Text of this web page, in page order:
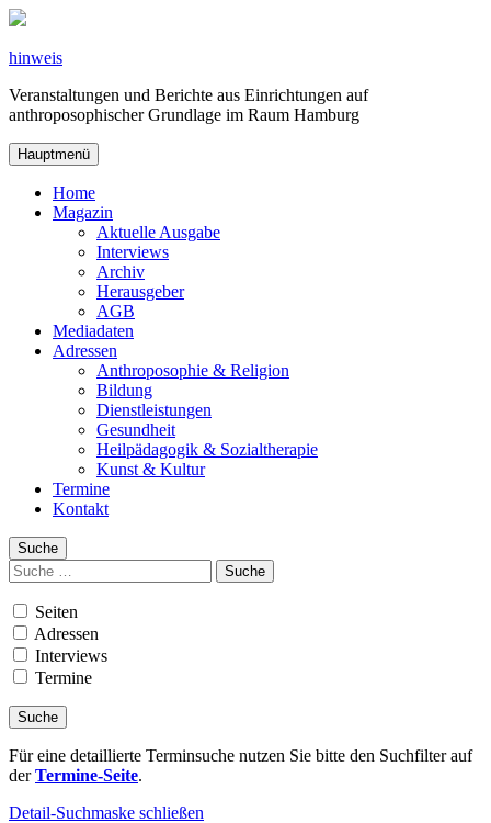
Zum
springen
hinweis
Veranstaltungen und Berichte aus Einrichtungen auf
anthroposophischer Grundlage im Raum Hamburg
Hauptmenü
Home
Magazin
Aktuelle Ausgabe
Interviews
Archiv
Herausgeber
AGB
Mediadaten
Adressen
Anthroposophie & Religion
Bildung
Dienstleistungen
Gesundheit
Heilpädagogik & Sozialtherapie
Kunst & Kultur
Termine
Kontakt
Suche
Suchen
nach:
Seiten
Adressen
Interviews
Termine
Für eine detaillierte Terminsuche nutzen Sie bitte den Suchfilter auf
derTermine-Seite.
Detail-Suchmaske schließen